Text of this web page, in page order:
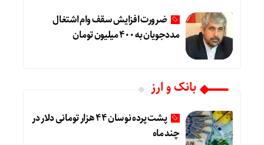
ضرورت افزایش سقف وام اشتغال
مددجویان به 400 میلیون تومان
بانک و ارز
پشت پرده نوسان ۴۴ هزار تومانی دلار در
چند ماه